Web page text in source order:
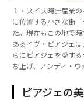
１・スイス時計産業
に位置する小さな街
た。現在もこの地で
あるイヴ・ピアジェ
らにピアジェを愛す
ち上げ、アンディ・
ピアジェの